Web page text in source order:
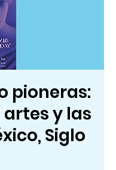
pioneras:
artes y las
Siglo